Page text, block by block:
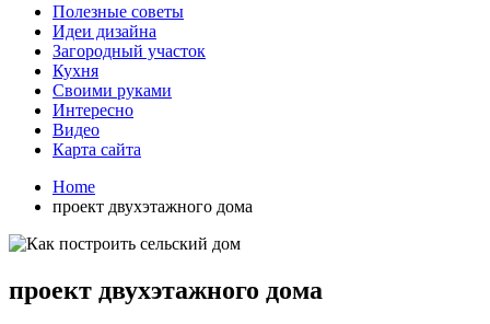
Полезные советы
Идеи дизайна
Загородный участок
Кухня
Своими руками
Интересно
Видео
Карта сайта
Home
проект двухэтажного дома
проект двухэтажного дома